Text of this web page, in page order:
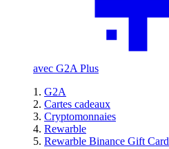
avec G2A Plus
G2A
Cartes cadeaux
Cryptomonnaies
Rewarble
Rewarble Binance Gift Card